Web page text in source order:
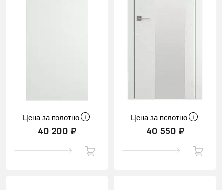
Цена за полотно
40 200 ₽
Цена за полотно
40 550 ₽